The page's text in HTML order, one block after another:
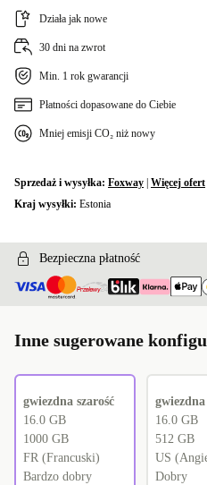
International English
CH (Szwajcaria)
CZ (Czeski)
UK (Angielski UK)
NO (Norweski)
Działa jak nowe
30 dni na zwrot
Min. 1 rok gwarancji
Płatności dopasowane do Ciebie
Mniej emisji CO₂ niż nowy
Sprzedaż i wysyłka: Foxway Więcej ofert
Kraj wysyłki: Estonia
Bezpieczna płatność
Inne sugerowane
gwiezdna szarość
16.0 GB
1000 GB
FR (Francuski)
Bardzo dobry
gwiezdna
16.0 GB
512 GB
US
Dobry